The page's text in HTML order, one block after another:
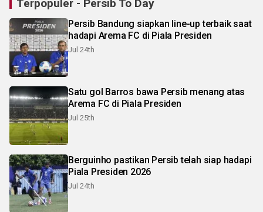
Terpopuler - Persib To Day
Persib Bandung siapkan line-up terbaik saat
hadapi Arema FC di Piala Presiden
Jul 24th
Satu gol Barros bawa Persib menang atas
Arema FC di Piala Presiden
Jul 25th
Berguinho pastikan Persib telah siap hadapi
Piala Presiden 2026
Jul 24th